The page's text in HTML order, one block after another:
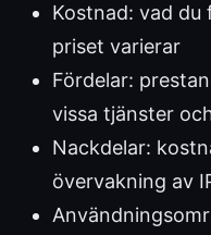
Kostnad: vad
priset varierar
Fördelar:
vissa tjänster
Nackdelar:
övervakning av